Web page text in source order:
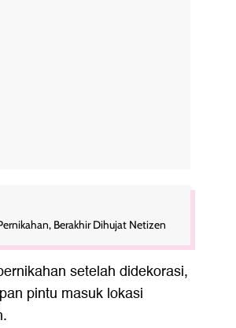
Berakhir Dihujat Netizen
setelah didekorasi,
pintu masuk lokasi